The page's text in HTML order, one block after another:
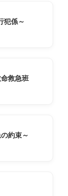
犯係～
救急班
約束～